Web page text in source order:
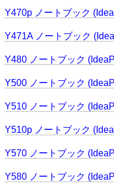
Y470p ノートブック
Y471A ノートブック
Y480 ノートブック
Y500 ノートブック
Y510 ノートブック
Y510p ノートブック
Y570 ノートブック
Y580 ノートブック